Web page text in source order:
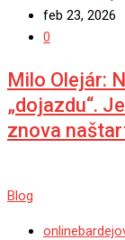
feb 23, 2026
0
Milo Olejár:
„dojazdu“.
znova
Blog